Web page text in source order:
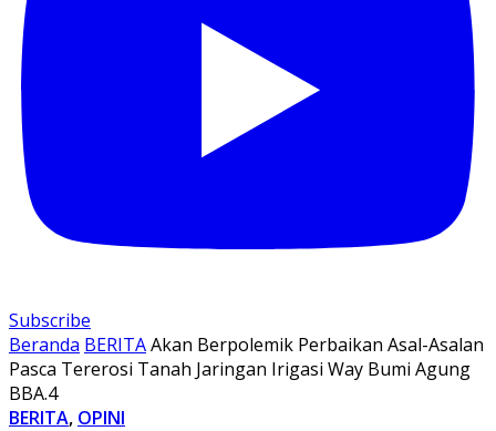
Subscribe
Beranda BERITAAkan Berpolemik Perbaikan Asal-Asalan
Pasca Tererosi Tanah Jaringan Irigasi Way Bumi Agung
BBA.4
BERITA, OPINI